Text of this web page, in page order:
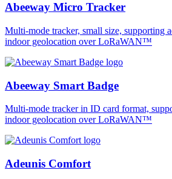
Abeeway Micro Tracker
Multi-mode tracker, small size, supporting
indoor geolocation over LoRaWAN™
Abeeway Smart Badge
Multi-mode tracker in ID card format,
indoor geolocation over LoRaWAN™
Adeunis Comfort